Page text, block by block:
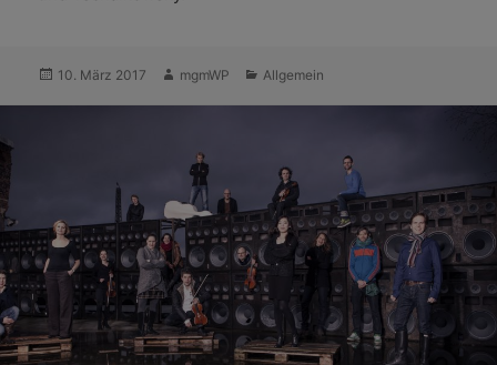
Veröffentlicht
10. März 2017 Autor
mgmWP Kategorien
Allgemein